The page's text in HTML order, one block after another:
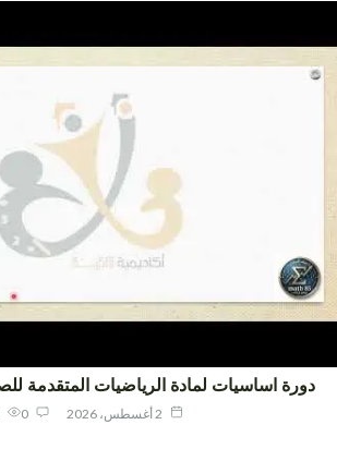
اساسيات لمادة الرياضيات المتقدمة للصف 11 الجزء الاول
12